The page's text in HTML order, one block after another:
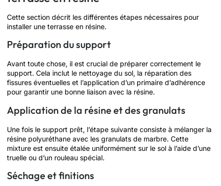
Cette section décrit les différentes étapes nécessaires pour
installer une terrasse en résine.
Préparation du support
Avant toute chose, il est crucial de préparer correctement le
support. Cela inclut le nettoyage du sol, la réparation des
fissures éventuelles et l’application d’un primaire d’adhérence
pour garantir une bonne liaison avec la résine.
Application de la résine et des granulats
Une fois le support prêt, l’étape suivante consiste à mélanger la
résine polyuréthane avec les granulats de marbre. Cette
mixture est ensuite étalée uniformément sur le sol à l’aide d’une
truelle ou d’un rouleau spécial.
Séchage et finitions